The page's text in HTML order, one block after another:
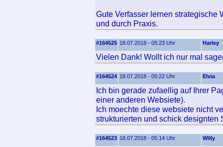
Gute Verfasser lernen strategische
und durch Praxis.
#164525 18.07.2018 - 05:23 Uhr Harley
Vielen Dank! Wollt ich nur mal
#164524 18.07.2018 - 05:22 Uhr Elvia
Ich bin gerade zufaellig auf Ihrer
einer anderen Websiete).
Ich moechte diese websiete nicht
strukturierten und schick designten
#164523 18.07.2018 - 05:14 Uhr Willy